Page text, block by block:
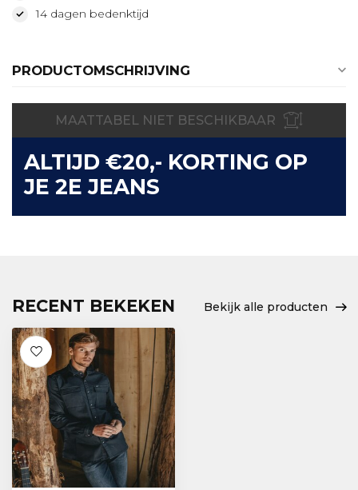
14 dagen bedenktijd
PRODUCTOMSCHRIJVING
MAATTABEL NIET BESCHIKBAAR
ALTIJD €20,- KORTING OP
JE 2E JEANS
RECENT BEKEKEN Bekijk alle producten